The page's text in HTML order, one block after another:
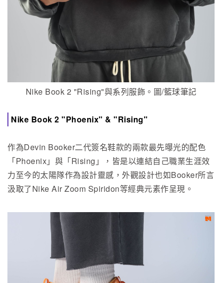
Nike Book 2 "Rising"與系列服飾。圖/籃球筆記
Nike Book 2 "Phoenix" & "Rising"
作為Devin Booker二代簽名鞋款的兩款最先曝光的配色
「Phoenix」與「Rising」，皆是以連結自己職業生涯效
力至今的太陽隊作為設計靈感，外觀設計也如Booker所言
汲取了Nike Air Zoom Spiridon等經典元素作呈現。